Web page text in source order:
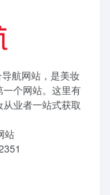
航网站，是美妆
个网站。这里有
业者一站式获取
站